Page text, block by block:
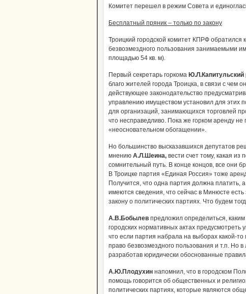
Комитет перешел в режим Совета и
Бесплатный пряник – только по закону
Троицкий городской комитет КПРФ обратился
безвозмездного пользования занимаемыми
площадью 54 кв. м).
Первый секретарь горкома Ю.Л.Капитульский
благо жителей города Троицка, в связи с чем
действующее законодательство
управлению имуществом установил для этих
для организаций, занимающихся торговлей
что несправедливо. Пока же горком аренду
«неосновательном обогащении».
Но большинство высказавшихся депутатов
мнению А.Л.Шеина, вести счет тому, какая из
сомнительный путь. В конце концов, все они
В Троицке партия «Единая Россия» тоже
Получится, что одна партия должна платить,
имеются сведения, что сейчас в Минюсте
закону о политических партиях. Что будем
А.В.Бобылев предложил определиться,
городских нормативных актах
что если партия набрала на выборах какой-
право безвозмездного пользования и т.п. Но
разработав юридически обоснованные
А.Ю.Плодухин напомнил, что в городском
помощь говорится об общественных и
политических партиях, которые являются